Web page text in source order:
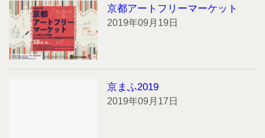
京都アートフリーマーケット
2019年09月19日
京まふ2019
2019年09月17日